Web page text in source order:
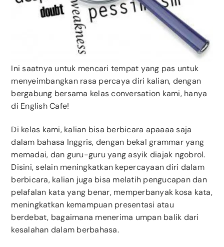
Ini saatnya untuk mencari tempat yang pas untuk
menyeimbangkan rasa percaya diri kalian, dengan
bergabung bersama kelas conversation kami, hanya
di English Cafe!
Di kelas kami, kalian bisa berbicara apaaaa saja
dalam bahasa Inggris, dengan bekal grammar yang
memadai, dan guru-guru yang asyik diajak ngobrol.
Disini, selain meningkatkan kepercayaan diri dalam
berbicara, kalian juga bisa melatih pengucapan dan
pelafalan kata yang benar, memperbanyak kosa kata,
meningkatkan kemampuan presentasi atau
berdebat, bagaimana menerima umpan balik dari
kesalahan dalam berbahasa.